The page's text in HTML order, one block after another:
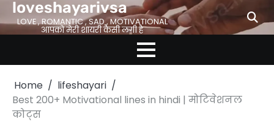
Skip
to
content
loveshayarivsa
LOVE , ROMANTIC , SAD , MOTIVATIONAL
आपको मेरी शायरी कैसी लगी है
Home
lifeshayari
Best 200+ Motivational lines in hindi | मोटिवेशनल
कोट्स